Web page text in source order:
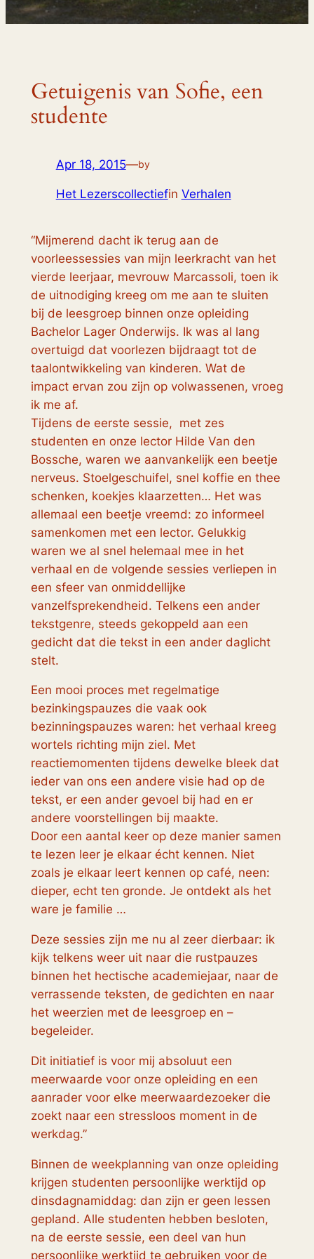
Getuigenis van Sofie, een
studente
Apr 18, 2015—by
Het Lezerscollectiefin Verhalen
“Mijmerend dacht ik terug aan de
voorleessessies van mijn leerkracht van het
vierde leerjaar, mevrouw Marcassoli, toen ik
de uitnodiging kreeg om me aan te sluiten
bij de leesgroep binnen onze opleiding
Bachelor Lager Onderwijs. Ik was al lang
overtuigd dat voorlezen bijdraagt tot de
taalontwikkeling van kinderen. Wat de
impact ervan zou zijn op volwassenen, vroeg
ik me af.
Tijdens de eerste sessie, met zes
studenten en onze lector Hilde Van den
Bossche, waren we aanvankelijk een beetje
nerveus. Stoelgeschuifel, snel koffie en thee
schenken, koekjes klaarzetten… Het was
allemaal een beetje vreemd: zo informeel
samenkomen met een lector. Gelukkig
waren we al snel helemaal mee in het
verhaal en de volgende sessies verliepen in
een sfeer van onmiddellijke
vanzelfsprekendheid. Telkens een ander
tekstgenre, steeds gekoppeld aan een
gedicht dat die tekst in een ander daglicht
stelt.
Een mooi proces met regelmatige
bezinkingspauzes die vaak ook
bezinningspauzes waren: het verhaal kreeg
wortels richting mijn ziel. Met
reactiemomenten tijdens dewelke bleek dat
ieder van ons een andere visie had op de
tekst, er een ander gevoel bij had en er
andere voorstellingen bij maakte.
Door een aantal keer op deze manier samen
te lezen leer je elkaar écht kennen. Niet
zoals je elkaar leert kennen op café, neen:
dieper, echt ten gronde. Je ontdekt als het
ware je familie …
Deze sessies zijn me nu al zeer dierbaar: ik
kijk telkens weer uit naar die rustpauzes
binnen het hectische academiejaar, naar de
verrassende teksten, de gedichten en naar
het weerzien met de leesgroep en –
begeleider.
Dit initiatief is voor mij absoluut een
meerwaarde voor onze opleiding en een
aanrader voor elke meerwaardezoeker die
zoekt naar een stressloos moment in de
werkdag.”
Binnen de weekplanning van onze opleiding
krijgen studenten persoonlijke werktijd op
dinsdagnamiddag: dan zijn er geen lessen
gepland. Alle studenten hebben besloten,
na de eerste sessie, een deel van hun
persoonlijke werktijd te gebruiken voor de